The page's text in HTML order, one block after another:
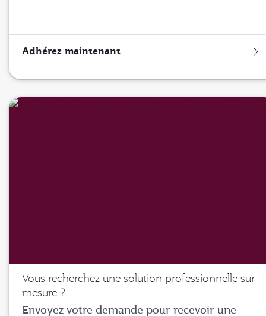
Adhérez maintenant
Vous recherchez une solution professionnelle sur
mesure ?
Envoyez votre demande pour recevoir une